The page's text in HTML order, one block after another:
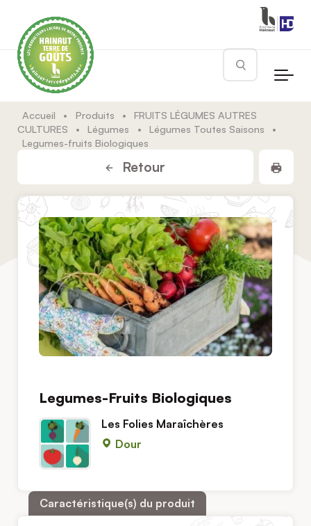
Rechercher
Accueil • Produits •
FRUITS LÉGUMES AUTRES
CULTURES
• Légumes • Légumes Toutes Saisons
•
Legumes-fruits Biologiques
Retour
Legumes-Fruits Biologiques
Les Folies Maraîchères
Dour
Caractéristique(s) du produit